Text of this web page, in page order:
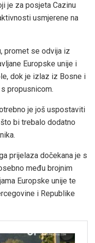
je za posjeta Cazinu
usmjerene na
promet se odvija iz
Europske unije i
dok je izlaz iz Bosne i
propusnicom.
je još uspostaviti
bi trebalo dodatno
prijelaza dočekana je s
među brojnim
Europske unije te
i Republike